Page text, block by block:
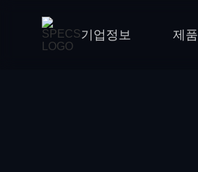
기업정보 제품